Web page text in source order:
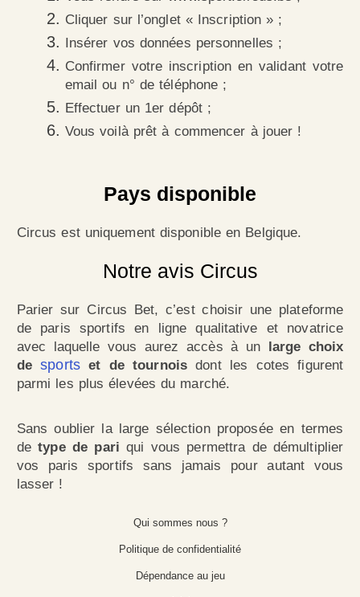
Cliquer sur l’onglet « Inscription » ;
Insérer vos données personnelles ;
Confirmer votre inscription en validant votre
email ou n° de téléphone ;
Effectuer un 1er dépôt ;
Vous voilà prêt à commencer à jouer !
Pays disponible
Circus est uniquement disponible en Belgique.
Notre avis Circus
Parier sur Circus Bet, c’est choisir une plateforme
de paris sportifs en ligne qualitative et novatrice
avec laquelle vous aurez accès à un large choix
desportset de tournois dont les cotes figurent
parmi les plus élevées du marché.
Sans oublier la large sélection proposée en termes
detype de pari qui vous permettra de démultiplier
vos paris sportifs sans jamais pour autant vous
lasser !
Qui sommes nous ?
Politique de confidentialité
Dépendance au jeu